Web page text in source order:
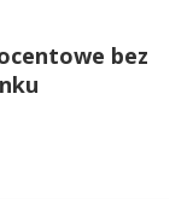
bez